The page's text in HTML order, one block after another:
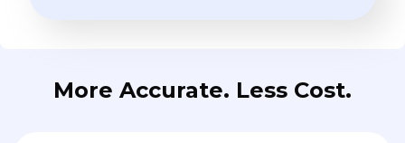
More Accurate. Less Cost.